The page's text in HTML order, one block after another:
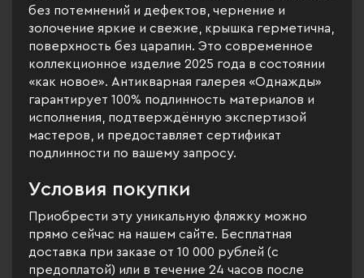
без потемнений и дефектов, чернение и
золочение яркие и свежие, крышка герметична,
поверхность без царапин. Это современное
коллекционное изделие 2025 года в состоянии
«как новое». Антикварная галерея «Однажды»
гарантирует 100% подлинность материалов и
исполнения, подтверждённую экспертизой
мастеров, и предоставляет сертификат
подлинности по вашему запросу.
Условия покупки
Приобрести эту уникальную фляжку можно
прямо сейчас на нашем сайте. Бесплатная
доставка при заказе от 10 000 рублей (с
предоплатой) или в течение 24 часов после